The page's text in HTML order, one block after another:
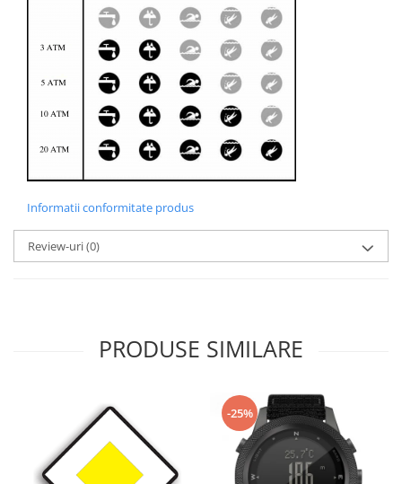
Informatii conformitate produs
Review-uri(0)
PRODUSE SIMILARE
-25%